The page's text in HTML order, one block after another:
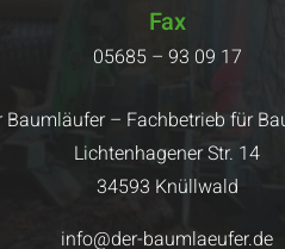
Fax
05685 – 93 09 17
Baumläufer – Fachbetrieb für
Lichtenhagener Str. 14
34593 Knüllwald
info@der-baumlaeufer.de